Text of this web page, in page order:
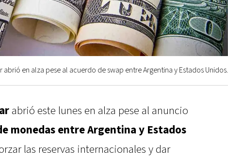
abrió en alza pese al acuerdo de swap entre Argentina y Estados Unidos.
abrió este lunes en alza pese al anuncio
monedas entre Argentina y Estados
las reservas internacionales y dar